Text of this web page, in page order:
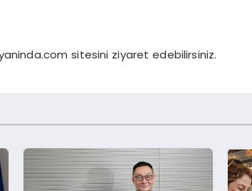
sitesini ziyaret edebilirsiniz.